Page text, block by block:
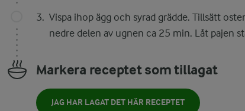
Vispa ihop ägg och syrad grädde. Tillsätt
nedre delen av ugnen ca 25 min. Låt pajen
Markera receptet som tillagat
JAG HAR LAGAT DET HÄR RECEPTET